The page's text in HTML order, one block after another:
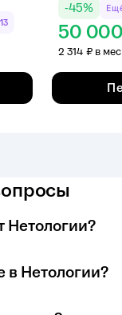
-45%
50
2 314 ₽ в
Нетологии?
купить курсы
в Нетологии?